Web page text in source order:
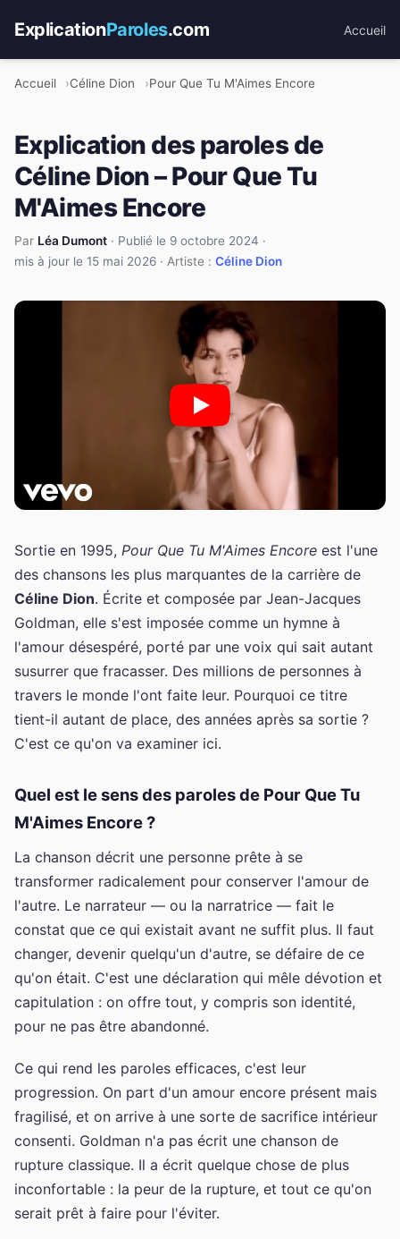
ExplicationParoles.com Accueil
Accueil Céline Dion Pour Que Tu M'Aimes Encore
Explication des paroles de
Céline Dion – Pour Que Tu
M'Aimes Encore
Par Léa Dumont · Publié le 9 octobre 2024 ·
mis à jour le 15 mai 2026 · Artiste : Céline Dion
Sortie en 1995, Pour Que Tu M'Aimes Encore est l'une
des chansons les plus marquantes de la carrière de
Céline Dion. Écrite et composée par Jean-Jacques
Goldman, elle s'est imposée comme un hymne à
l'amour désespéré, porté par une voix qui sait autant
susurrer que fracasser. Des millions de personnes à
travers le monde l'ont faite leur. Pourquoi ce titre
tient-il autant de place, des années après sa sortie ?
C'est ce qu'on va examiner ici.
Quel est le sens des paroles de Pour Que Tu
M'Aimes Encore ?
La chanson décrit une personne prête à se
transformer radicalement pour conserver l'amour de
l'autre. Le narrateur — ou la narratrice — fait le
constat que ce qui existait avant ne suffit plus. Il faut
changer, devenir quelqu'un d'autre, se défaire de ce
qu'on était. C'est une déclaration qui mêle dévotion et
capitulation : on offre tout, y compris son identité,
pour ne pas être abandonné.
Ce qui rend les paroles efficaces, c'est leur
progression. On part d'un amour encore présent mais
fragilisé, et on arrive à une sorte de sacrifice intérieur
consenti. Goldman n'a pas écrit une chanson de
rupture classique. Il a écrit quelque chose de plus
inconfortable : la peur de la rupture, et tout ce qu'on
serait prêt à faire pour l'éviter.